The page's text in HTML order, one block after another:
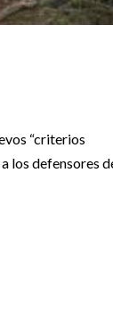
“criterios
los defensores